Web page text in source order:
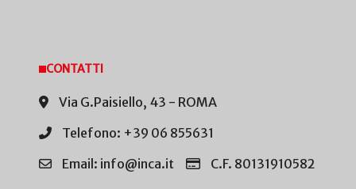
CONTATTI
Via G.Paisiello, 43 - ROMA
Telefono: +39 06 855631
Email: info@inca.it
C.F. 80131910582